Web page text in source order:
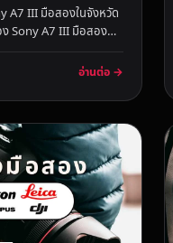
A7 III มือสองในจังหวัด
ง Sony A7 III มือสอง
อ่านต่อ →